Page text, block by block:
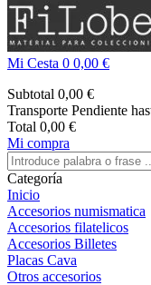
Mi Cesta 0 0,00 €
Subtotal 0,00 €
Transporte Pendiente
Total 0,00 €
Mi compra
Categoría
Inicio
Accesorios numismatica
Accesorios filatelicos
Accesorios Billetes
Placas Cava
Otros accesorios